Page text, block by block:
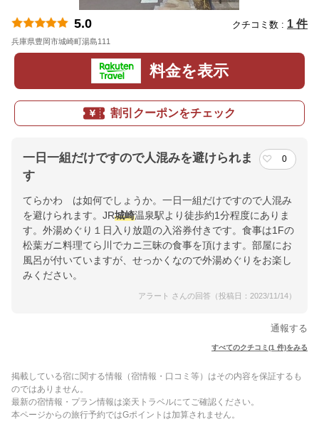
5.0 クチコミ数 : 1 件
兵庫県豊岡市城崎町湯島111
料金を表示
割引クーポンをチェック
一日一組だけですので人混みを避けられま
す
0
てらかわ は如何でしょうか。一日一組だけですので人混み
を避けられます。JR城崎温泉駅より徒歩約1分程度にありま
す。外湯めぐり１日入り放題の入浴券付きです。食事は1Fの
松葉ガニ料理てら川でカニ三昧の食事を頂けます。部屋にお
風呂が付いていますが、せっかくなので外湯めぐりをお楽し
みください。
アラート さんの回答（投稿日：2023/11/14）
通報する
すべてのクチコミ(1 件)をみる
掲載している宿に関する情報（宿情報・口コミ等）はその内容を保証するも
のではありません。
最新の宿情報・プラン情報は楽天トラベルにてご確認ください。
本ページからの旅行予約ではGポイントは加算されません。